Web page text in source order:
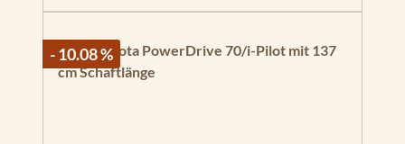
- 10.08 %